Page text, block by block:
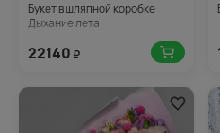
Букет в шляпной коробке
Дыхание лета
22140 ₽